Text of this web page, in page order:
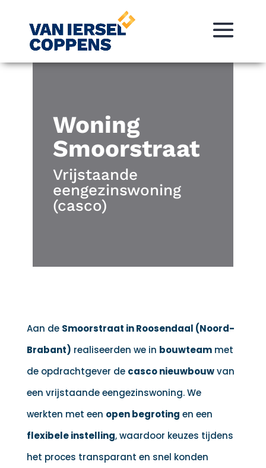
Woning
Smoorstraat
Vrijstaande
eengezinswoning
(casco)
Aan de Smoorstraat in Roosendaal (Noord-
Brabant) realiseerden we in bouwteammet
de opdrachtgever de casco nieuwbouwvan
een vrijstaande eengezinswoning. We
werkten met een open begroting en een
flexibele instelling, waardoor keuzes tijdens
het proces transparant en snel konden